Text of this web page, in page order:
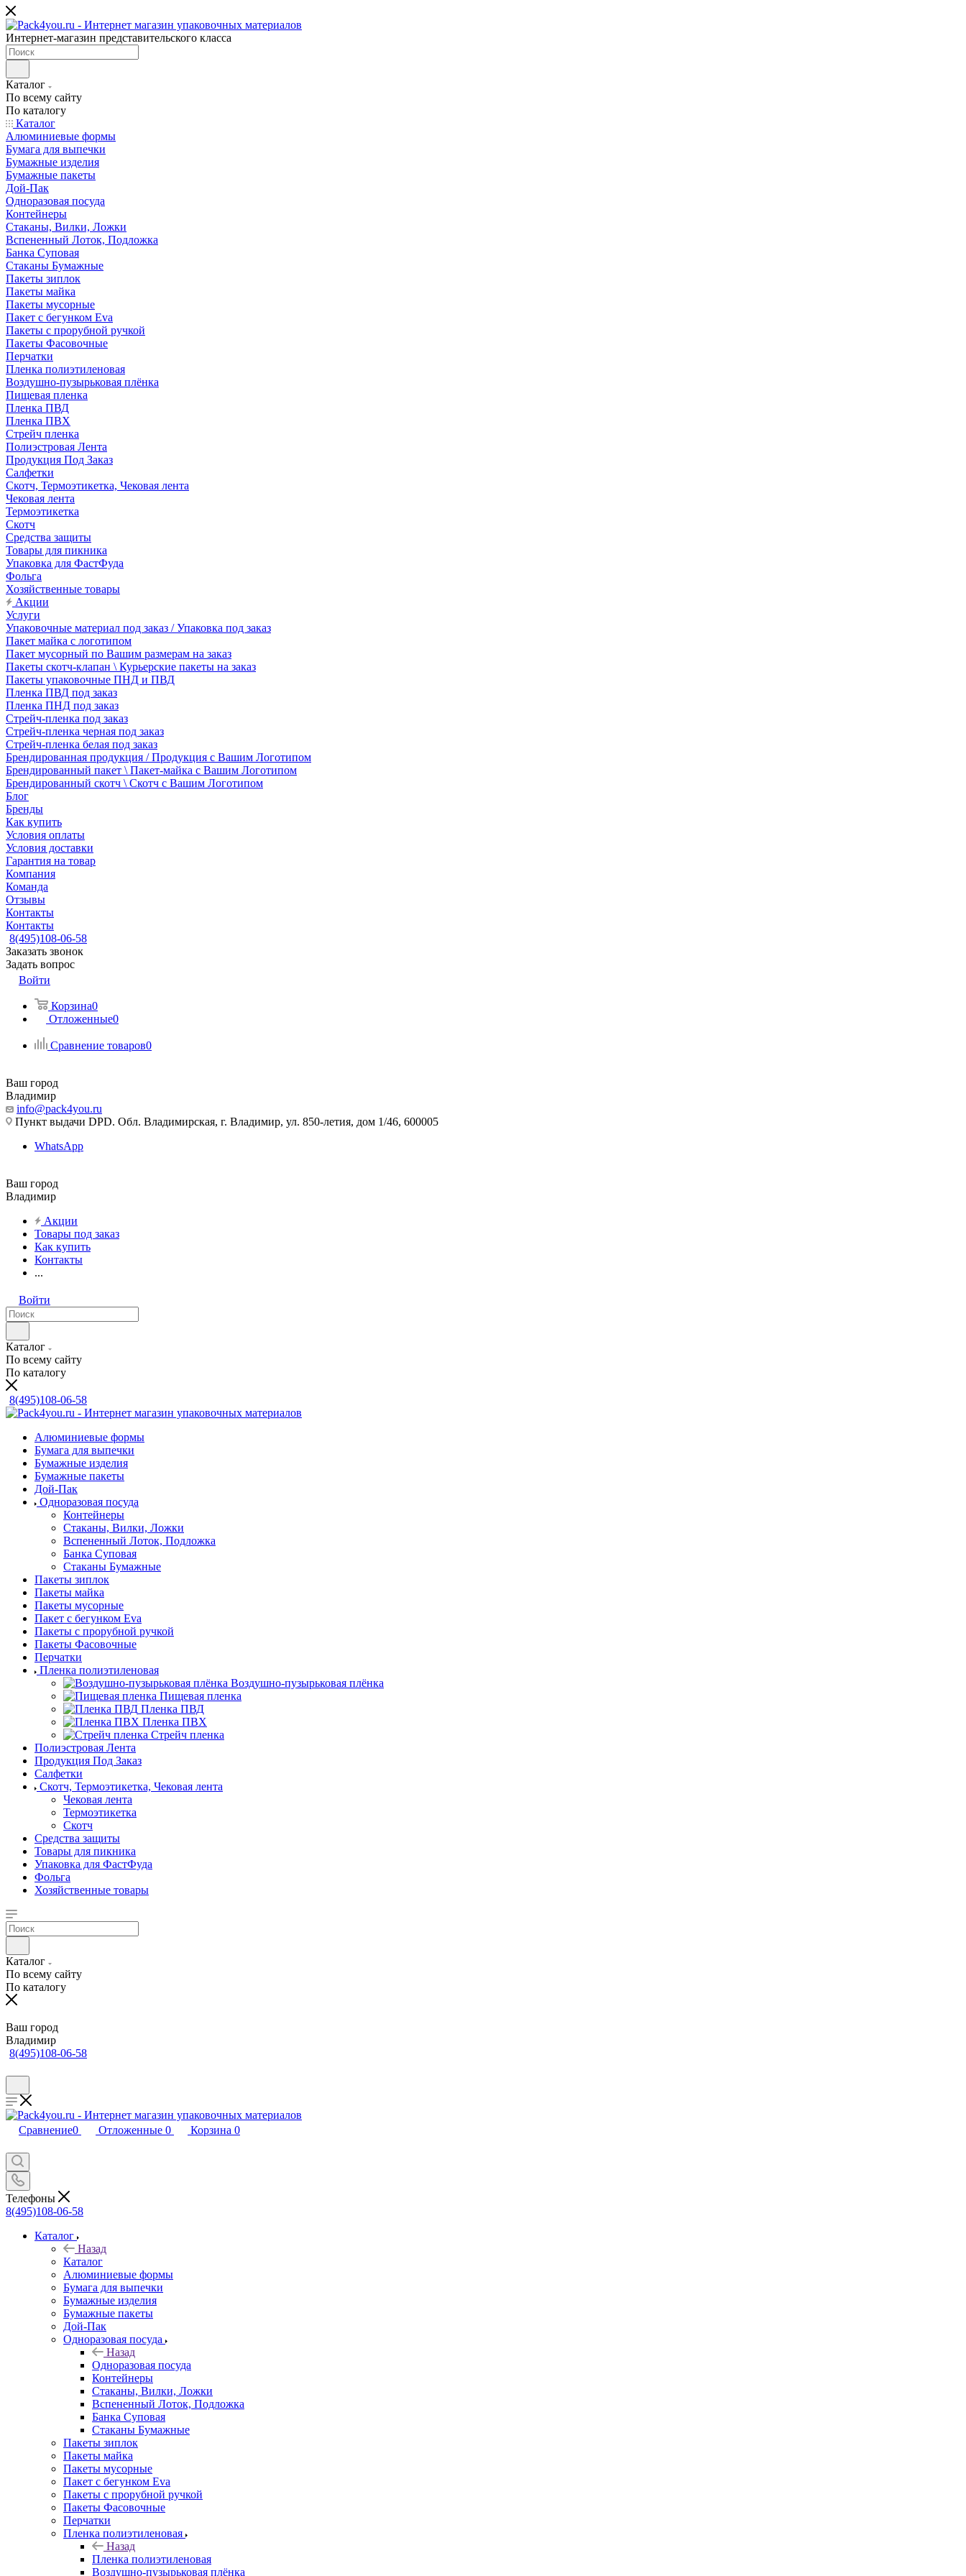
Интернет-магазин представительского класса
Каталог
По всему сайту
По каталогу
Каталог
Алюминиевые формы
Бумага для выпечки
Бумажные изделия
Бумажные пакеты
Дой-Пак
Одноразовая посуда
Контейнеры
Стаканы, Вилки, Ложки
Вспененный Лоток, Подложка
Банка Суповая
Стаканы Бумажные
Пакеты зиплок
Пакеты майка
Пакеты мусорные
Пакет с бегунком Eva
Пакеты с прорубной ручкой
Пакеты Фасовочные
Перчатки
Пленка полиэтиленовая
Воздушно-пузырьковая плёнка
Пищевая пленка
Пленка ПВД
Пленка ПВХ
Стрейч пленка
Полиэстровая Лента
Продукция Под Заказ
Салфетки
Скотч, Термоэтикетка, Чековая лента
Чековая лента
Термоэтикетка
Скотч
Средства защиты
Товары для пикника
Упаковка для ФастФуда
Фольга
Хозяйственные товары
Акции
Услуги
Упаковочные материал под заказ / Упаковка под заказ
Пакет майка с логотипом
Пакет мусорный по Вашим размерам на заказ
Пакеты скотч-клапан \ Курьерские пакеты на заказ
Пакеты упаковочные ПНД и ПВД
Пленка ПВД под заказ
Пленка ПНД под заказ
Стрейч-пленка под заказ
Стрейч-пленка черная под заказ
Стрейч-пленка белая под заказ
Брендированная продукция / Продукция с Вашим Логотипом
Брендированный пакет \ Пакет-майка с Вашим Логотипом
Брендированный скотч \ Скотч с Вашим Логотипом
Блог
Бренды
Как купить
Условия оплаты
Условия доставки
Гарантия на товар
Компания
Команда
Отзывы
Контакты
Контакты
8(495)108-06-58
Заказать звонок
Задать вопрос
Войти
Корзина0
Отложенные0
Сравнение товаров0
Ваш город
Владимир
info@pack4you.ru
Пункт выдачи DPD. Обл. Владимирская, г. Владимир, ул. 850-летия, дом 1/46, 600005
WhatsApp
Ваш город
Владимир
Акции
Товары под заказ
Как купить
Контакты
...
Войти
Каталог
По всему сайту
По каталогу
8(495)108-06-58
Алюминиевые формы
Бумага для выпечки
Бумажные изделия
Бумажные пакеты
Дой-Пак
Одноразовая посуда
Контейнеры
Стаканы, Вилки, Ложки
Вспененный Лоток, Подложка
Банка Суповая
Стаканы Бумажные
Пакеты зиплок
Пакеты майка
Пакеты мусорные
Пакет с бегунком Eva
Пакеты с прорубной ручкой
Пакеты Фасовочные
Перчатки
Пленка полиэтиленовая
Воздушно-пузырьковая плёнка
Пищевая пленка
Пленка ПВД
Пленка ПВХ
Стрейч пленка
Полиэстровая Лента
Продукция Под Заказ
Салфетки
Скотч, Термоэтикетка, Чековая лента
Чековая лента
Термоэтикетка
Скотч
Средства защиты
Товары для пикника
Упаковка для ФастФуда
Фольга
Хозяйственные товары
Каталог
По всему сайту
По каталогу
Ваш город
Владимир
8(495)108-06-58
Сравнение0 Отложенные 0 Корзина 0
Телефоны
8(495)108-06-58
Каталог
Назад
Каталог
Алюминиевые формы
Бумага для выпечки
Бумажные изделия
Бумажные пакеты
Дой-Пак
Одноразовая посуда
Назад
Одноразовая посуда
Контейнеры
Стаканы, Вилки, Ложки
Вспененный Лоток, Подложка
Банка Суповая
Стаканы Бумажные
Пакеты зиплок
Пакеты майка
Пакеты мусорные
Пакет с бегунком Eva
Пакеты с прорубной ручкой
Пакеты Фасовочные
Перчатки
Пленка полиэтиленовая
Назад
Пленка полиэтиленовая
Воздушно-пузырьковая плёнка